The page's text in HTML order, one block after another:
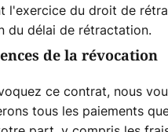
l'exercice du droit de
du délai de rétractation.
de la révocation
ce contrat, nous
tous les paiements